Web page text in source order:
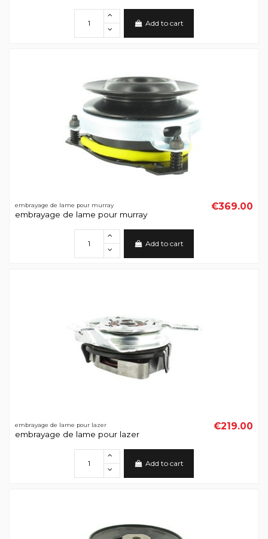
Add to cart
embrayage de lame pour murray
embrayage de lame pour murray
€369.00
Add to cart
embrayage de lame pour lazer
embrayage de lame pour lazer
€219.00
Add to cart